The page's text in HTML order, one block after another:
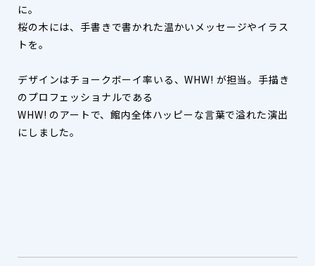
に。
桜の木には、手書きで書かれた温かいメッセージやイラス
トを。
デザインはチョークボーイ率いる、WHW! が担当。手描き
のプロフェッショナルである
WHW! のアートで、館内全体ハッピーな言葉で溢れた演出
にしました。